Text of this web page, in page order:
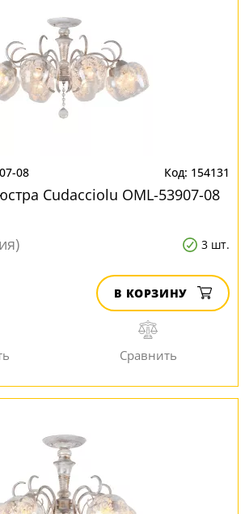
08 154131
Cudacciolu OML-53907-08
3 шт.
В КОРЗИНУ